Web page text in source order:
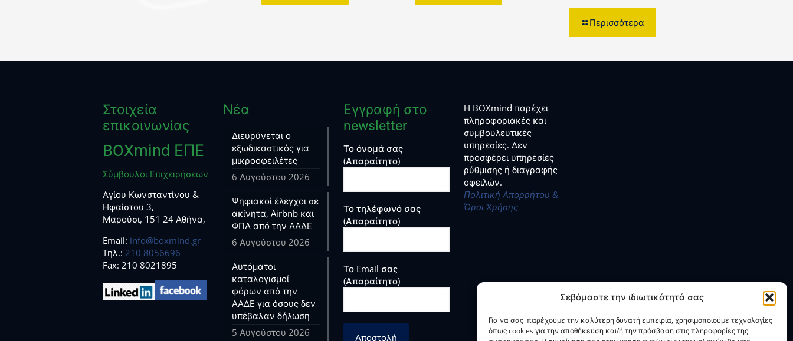
Σεβόμαστε την ιδιωτικότητά σας
Για να σας παρέχουμε την καλύτερη δυνατή εμπειρία, χρησιμοποιούμε τεχνολογίες
όπως cookies για την αποθήκευση και/ή την πρόσβαση στις πληροφορίες της
Περισσότερα
Στοιχεία
επικοινωνίας
BOXmind ΕΠΕ
Σύμβουλοι Επιχειρήσεων
Αγίου Κωνσταντίνου &
Ηφαίστου 3,
Μαρούσι, 151 24 Αθήνα,
Email: info@boxmind.gr
Tηλ.: 210 8056696
Fax: 210 8021895
Νέα
Διευρύνεται ο
εξωδικαστικός για
μικροοφειλέτες
6 Αυγούστου 2026
Ψηφιακοί έλεγχοι σε
ακίνητα, Airbnb και
ΦΠΑ από την ΑΑΔΕ
6 Αυγούστου 2026
Αυτόματοι
καταλογισμοί
φόρων από την
ΑΑΔΕ για όσους δεν
υπέβαλαν δήλωση
5 Αυγούστου 2026
Εγγραφή στο
newsletter
Το όνομά σας
(Απαραίτητο)
Το τηλέφωνό σας
(Απαραίτητο)
Το Email σας
(Απαραίτητο)
Η BOXmind παρέχει
πληροφοριακές και
συμβουλευτικές
υπηρεσίες. Δεν
προσφέρει υπηρεσίες
ρύθμισης ή διαγραφής
οφειλών.
Πολιτική Απορρήτου &
Όροι Χρήσης